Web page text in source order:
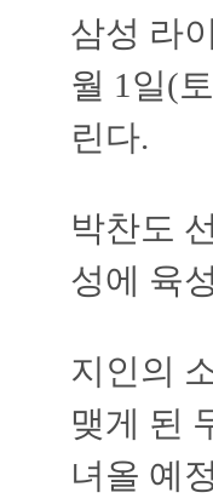
삼성 라
월 1일(
린다.
박찬도
성에 육
지인의
맺게 된
녀올 예